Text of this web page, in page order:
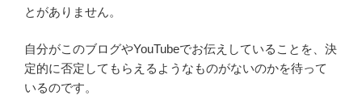
とがありません。
自分がこのブログやYouTubeでお伝えしていることを、決
定的に否定してもらえるようなものがないのかを待って
いるのです。